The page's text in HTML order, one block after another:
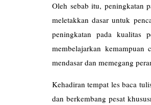
Oleh sebab itu, peningkatan
meletakkan dasar untuk
peningkatan pada kualitas
membelajarkan
mendasar dan memegang
Kehadiran tempat les baca
dan berkembang pesat